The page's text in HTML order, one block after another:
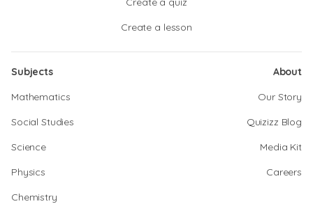
Create a lesson
Subjects
Mathematics
Social Studies
Science
Physics
Chemistry
About
Our Story
Quizizz Blog
Media Kit
Careers